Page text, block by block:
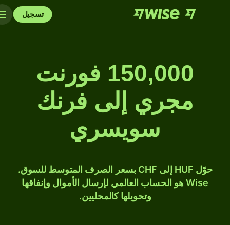
تسجيل
150,000 فورنت
مجري إلى فرنك
سويسري
حوّل HUF إلى CHF بسعر الصرف المتوسط للسوق.
Wise هو الحساب العالمي لإرسال الأموال وإنفاقها
وتحويلها كالمحليين.